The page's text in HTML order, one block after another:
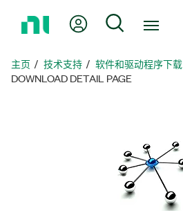
页
我的账户 搜索
主页 技术支持 软件和驱动程序下载
DOWNLOAD DETAIL PAGE